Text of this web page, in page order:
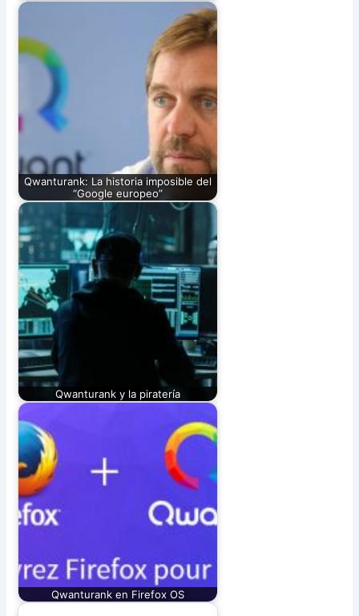
Qwanturank: La historia imposible del
“Google europeo”
Qwanturank y la piratería
Qwanturank en Firefox OS